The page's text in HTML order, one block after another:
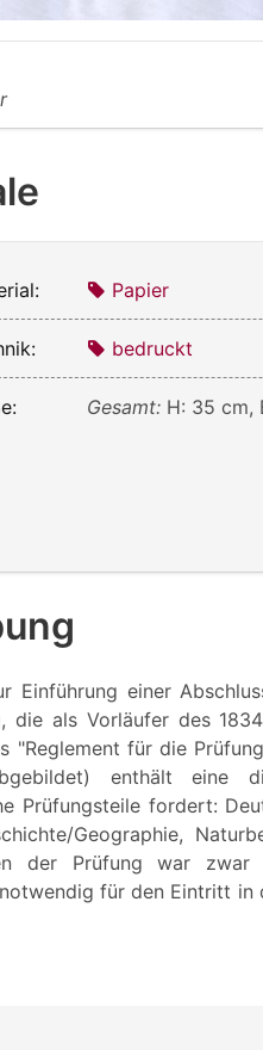
Papier
bedruckt
Gesamt: H: 35 cm,
Einführung einer
die als Vorläufer des
"Reglement für die
enthält eine
Prüfungsteile fordert:
Geographie,
der Prüfung war zwar
für den Eintritt in